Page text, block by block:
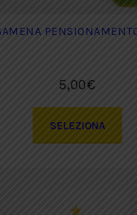
5,00€
SELEZIONA